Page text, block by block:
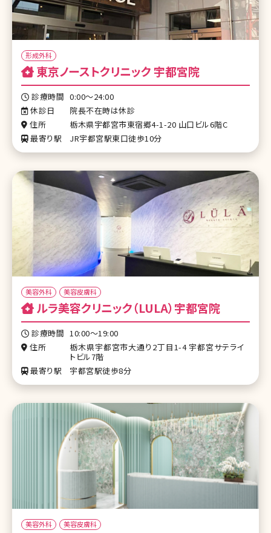
形成外科
東京ノーストクリニック 宇都宮院
診療時間 0:00〜24:00
休診日
院長不在時は休診
住所
栃木県宇都宮市東宿郷4-1-20 山口ビル6階C
最寄り駅
JR宇都宮駅東口徒歩10分
美容外科 美容皮膚科
ルラ美容クリニック（LULA）宇都宮院
診療時間 10:00〜19:00
住所
栃木県宇都宮市大通り2丁目1-4 宇都宮サテライ
トビル7階
最寄り駅
宇都宮駅徒歩8分
美容外科 美容皮膚科